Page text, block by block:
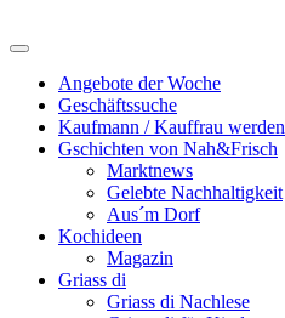
Angebote der Woche
Geschäftssuche
Kaufmann / Kauffrau werden
Gschichten von Nah&Frisch
Marktnews
Gelebte Nachhaltigkeit
Aus´m Dorf
Kochideen
Magazin
Griass di
Griass di Nachlese